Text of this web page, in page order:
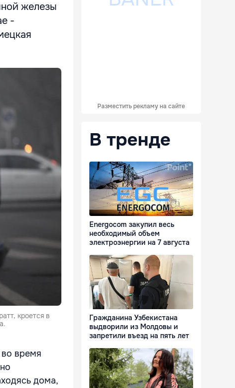
железы
-
кроется в
время
дома,
Разместить рекламу на сайте
В тренде
Energocom закупил весь
необходимый объем
электроэнергии на 7 августа
Гражданина Узбекистана
выдворили из Молдовы и
запретили въезд на пять лет